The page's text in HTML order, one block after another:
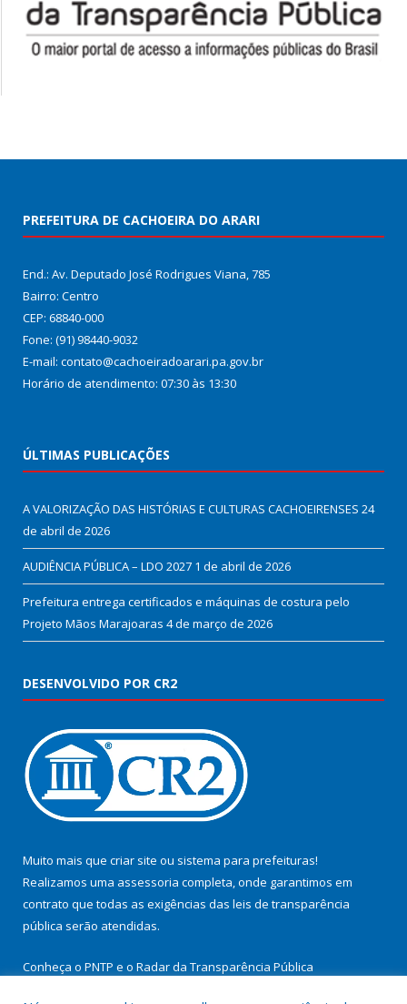
PREFEITURA DE CACHOEIRA DO ARARI
End.: Av. Deputado José Rodrigues Viana, 785
Bairro: Centro
CEP: 68840-000
Fone: (91) 98440-9032
E-mail: contato@cachoeiradoarari.pa.gov.br
Horário de atendimento: 07:30 às 13:30
ÚLTIMAS PUBLICAÇÕES
A VALORIZAÇÃO DAS HISTÓRIAS E CULTURAS CACHOEIRENSES 24
de abril de 2026
AUDIÊNCIA PÚBLICA – LDO 2027 1 de abril de 2026
Prefeitura entrega certificados e máquinas de costura pelo
Projeto Mãos Marajoaras 4 de março de 2026
DESENVOLVIDO POR CR2
Muito mais que criar site ou sistema para prefeituras!
Realizamos uma assessoria completa, onde garantimos em
contrato que todas as exigências das leis de transparência
pública serão atendidas.
Conheça o PNTP e o Radar da Transparência Pública